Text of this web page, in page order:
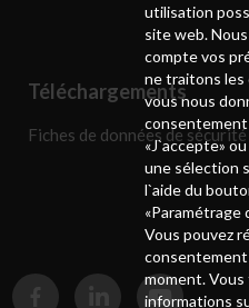
Téléchargements
Fiches de données de sécurité
utilisation
site web.
compte vos
ne traitons les
vous nous
«J`accepte»
une sélection
l`aide du
«Paramétrage
Vous pouvez
moment.
informations